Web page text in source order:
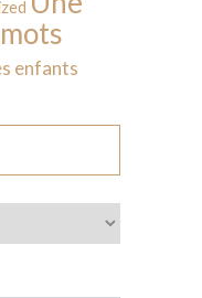
enfants